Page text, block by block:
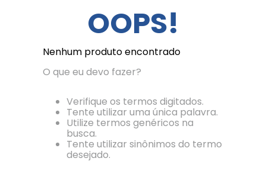
OOPS!
Nenhum produto encontrado
O que eu devo fazer?
Verifique os termos digitados.
Tente utilizar uma única palavra.
Utilize termos genéricos na
busca.
Tente utilizar sinônimos do termo
desejado.